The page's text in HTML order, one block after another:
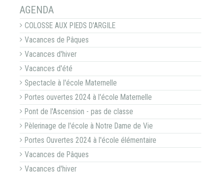
NAVIGATION
AGENDA
COLOSSE AUX PIEDS D'ARGILE
Vacances de Pâques
Vacances d'hiver
Vacances d'été
Spectacle à l'école Maternelle
Portes ouvertes 2024 à l'école Maternelle
Pont de l'Ascension - pas de classe
Pèlerinage de l'école à Notre Dame de Vie
Portes Ouvertes 2024 à l'école élémentaire
Vacances de Pâques
Vacances d'hiver